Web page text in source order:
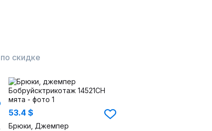
по скидке
53.4 $
Брюки, Джемпер